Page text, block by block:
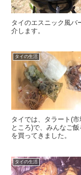
タイのエスニック風バ
介します。
タイの生活
タイでは、タラート(
ところ)で、みんなご
を買ってきました。
タイの生活